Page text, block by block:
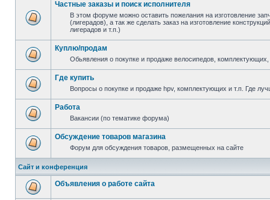
Частные заказы и поиск исполнителя
В этом форуме можно оставить пожелания на изготовление
(лигерадов), а так же сделать заказ на изготовление
лигерадов и т.п.)
Куплю/продам
Обьявления о покупке и продаже велосипедов,
Где купить
Вопросы о покупке и продаже hpv, комплектующих и т.п. Где
Работа
Вакансии (по тематике форума)
Обсуждение товаров магазина
Форум для обсуждения товаров, размещенных на сайте
Сайт и конференция
Объявления о работе сайта